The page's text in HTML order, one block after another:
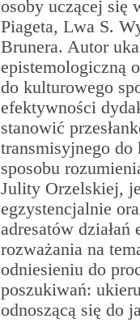
osoby uczącej się
Piageta, Lwa S.
Brunera. Autor
epistemologiczną
do kulturowego
efektywności
stanowić
transmisyjnego
sposobu
Julity Orzelskiej,
egzystencjalnie
adresatów
rozważania na
odniesieniu do
poszukiwań:
odnoszącą się do